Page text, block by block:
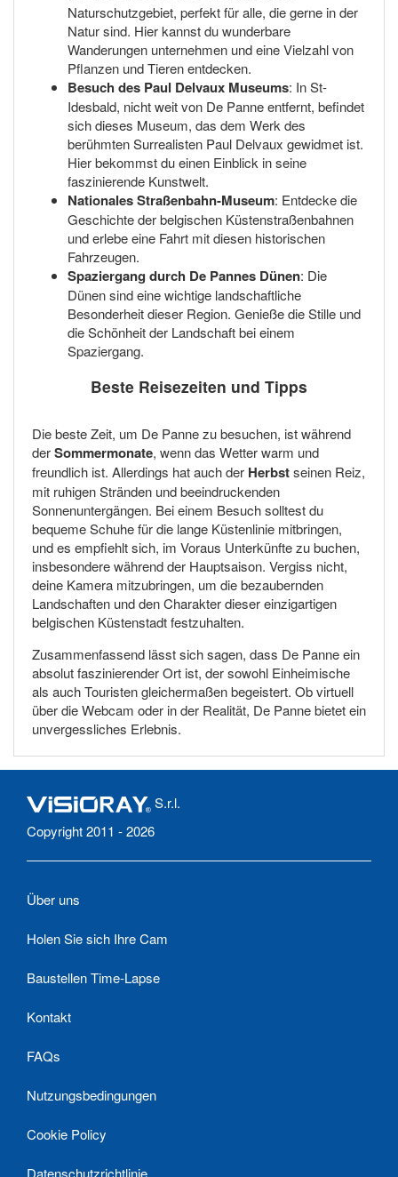
Naturschutzgebiet, perfekt für alle, die gerne in der
Natur sind. Hier kannst du wunderbare
Wanderungen unternehmen und eine Vielzahl von
Pflanzen und Tieren entdecken.
Besuch des Paul Delvaux Museums: In St-
Idesbald, nicht weit von De Panne entfernt, befindet
sich dieses Museum, das dem Werk des
berühmten Surrealisten Paul Delvaux gewidmet ist.
Hier bekommst du einen Einblick in seine
faszinierende Kunstwelt.
Nationales Straßenbahn-Museum: Entdecke die
Geschichte der belgischen Küstenstraßenbahnen
und erlebe eine Fahrt mit diesen historischen
Fahrzeugen.
Spaziergang durch De Pannes Dünen: Die
Dünen sind eine wichtige landschaftliche
Besonderheit dieser Region. Genieße die Stille und
die Schönheit der Landschaft bei einem
Spaziergang.
Beste Reisezeiten und Tipps
Die beste Zeit, um De Panne zu besuchen, ist während
derSommermonate, wenn das Wetter warm und
freundlich ist. Allerdings hat auch der Herbstseinen Reiz,
mit ruhigen Stränden und beeindruckenden
Sonnenuntergängen. Bei einem Besuch solltest du
bequeme Schuhe für die lange Küstenlinie mitbringen,
und es empfiehlt sich, im Voraus Unterkünfte zu buchen,
insbesondere während der Hauptsaison. Vergiss nicht,
deine Kamera mitzubringen, um die bezaubernden
Landschaften und den Charakter dieser einzigartigen
belgischen Küstenstadt festzuhalten.
Zusammenfassend lässt sich sagen, dass De Panne ein
absolut faszinierender Ort ist, der sowohl Einheimische
als auch Touristen gleichermaßen begeistert. Ob virtuell
über die Webcam oder in der Realität, De Panne bietet ein
unvergessliches Erlebnis.
S.r.l.
Copyright 2011 - 2026
Über uns
Holen Sie sich Ihre Cam
Baustellen Time-Lapse
Kontakt
FAQs
Nutzungsbedingungen
Cookie Policy